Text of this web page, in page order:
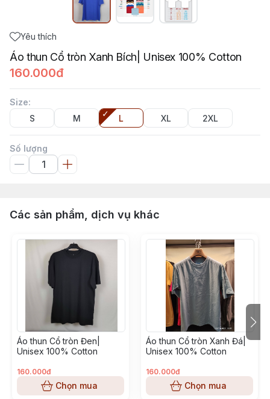
Yêu thích
Áo thun Cổ tròn Xanh Bích| Unisex 100% Cotton
160.000đ
Size:
S
M L XL 2XL
Số lượng
Các sản phẩm, dịch vụ khác
Áo thun Cổ tròn Đen|
Unisex 100% Cotton
160.000đ
Chọn mua
Áo thun Cổ tròn Xanh Đá|
Unisex 100% Cotton
160.000đ
Chọn mua